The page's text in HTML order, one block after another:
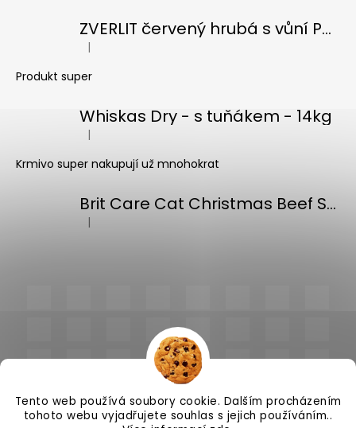
Tento web používá soubory cookie. Dalším procházením
tohoto webu vyjadřujete souhlas s jejich používáním..
ZVERLIT červený hrubá s vůní Podestýlka kočka 10kg
Hodnocení produktu je 5 z 5 hvězdiček.
|
Produkt super
Whiskas Dry - s tuňákem - 14kg
Hodnocení produktu je 5 z 5 hvězdiček.
|
Krmivo super nakupují už mnohokrat
Brit Care Cat Christmas Beef Soup 75g
Hodnocení produktu je 5 z 5 hvězdiček.
|